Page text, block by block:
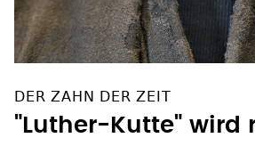
DER ZAHN DER ZEIT